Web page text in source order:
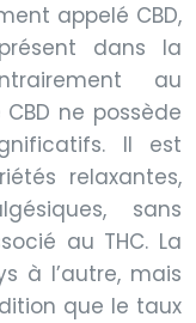
appelé CBD,
dans la
au
ne possède
Il est
relaxantes,
sans
au THC. La
à l’autre, mais
que le taux